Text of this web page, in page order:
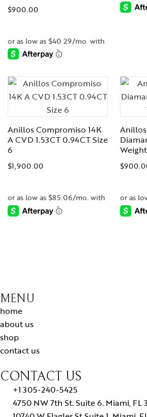
$900.00
-
Anillos Compromiso 14K
A CVD 1.53CT 0.94CT Size
6
$1,900.00
-
$
MENU
home
about us
shop
contact us
CONTACT US
+1 305-240-5425
4750 NW 7th St. Suite 6. Miami, FL